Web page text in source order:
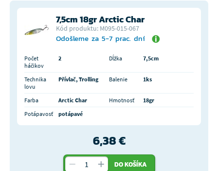
7,5cm 18gr Arctic Char
Kód produktu: M095-015-067
Odošleme za 5-7 prac. dní
Počet
háčikov
2 Dĺžka 7,5cm
Technika
lovu
Přívlač, Trolling Balenie 1ks
Farba Arctic Char Hmotnosť
18gr
Potápavosť
potápavé
6,38 €
DO KOŠÍKA